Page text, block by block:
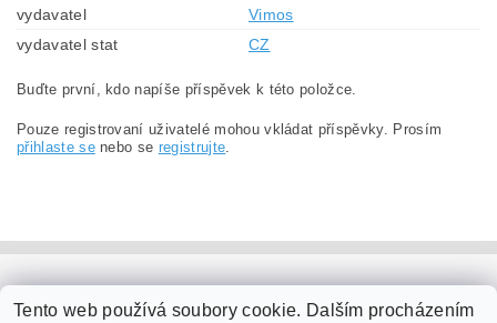
vydavatel
Vimos
vydavatel stat
CZ
Buďte první, kdo napíše příspěvek k této položce.
Pouze registrovaní uživatelé mohou vkládat příspěvky. Prosím
přihlaste senebo se registrujte.
Tento web používá soubory cookie. Dalším procházením